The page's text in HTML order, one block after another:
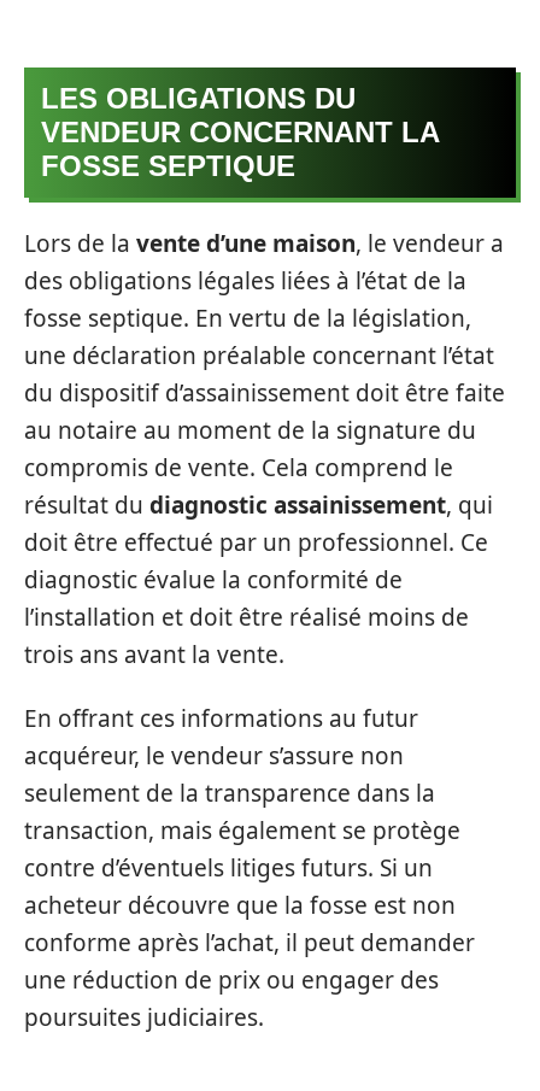
LES OBLIGATIONS DU
VENDEUR CONCERNANT LA
FOSSE SEPTIQUE
Lors de la vente d’une maison, le vendeur a
des obligations légales liées à l’état de la
fosse septique. En vertu de la législation,
une déclaration préalable concernant l’état
du dispositif d’assainissement doit être faite
au notaire au moment de la signature du
compromis de vente. Cela comprend le
résultat du diagnostic assainissement, qui
doit être effectué par un professionnel. Ce
diagnostic évalue la conformité de
l’installation et doit être réalisé moins de
trois ans avant la vente.
En offrant ces informations au futur
acquéreur, le vendeur s’assure non
seulement de la transparence dans la
transaction, mais également se protège
contre d’éventuels litiges futurs. Si un
acheteur découvre que la fosse est non
conforme après l’achat, il peut demander
une réduction de prix ou engager des
poursuites judiciaires.